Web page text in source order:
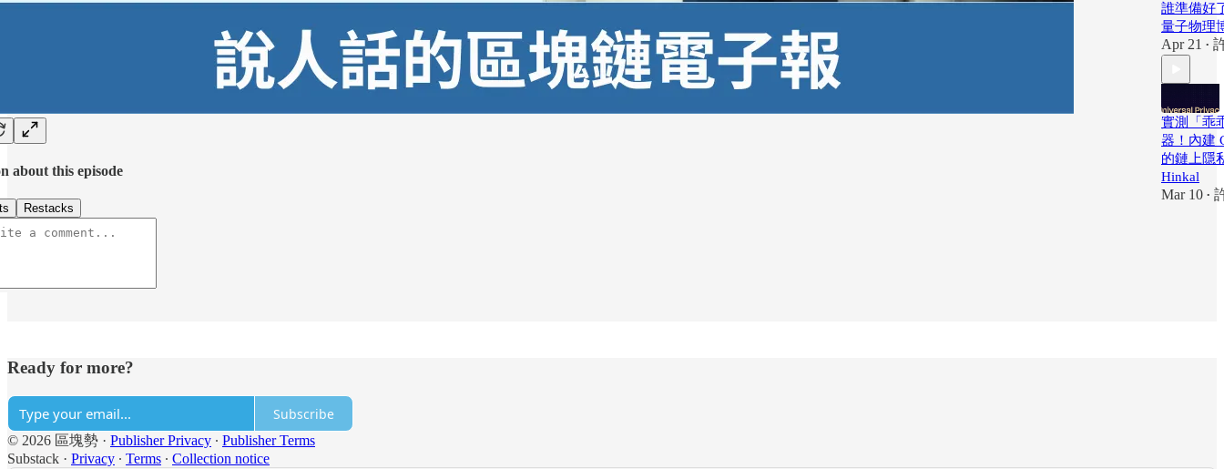
about this episode
Restacks
誰準備好
量子物理
Apr 21 •
實測「乖
器！內建
的鏈上隱
Hinkal
Mar 10 •
Ready for more?
Subscribe
© 2026 區塊勢 · Publisher Privacy ∙ Publisher Terms
Substack · Privacy ∙ Terms ∙ Collection notice